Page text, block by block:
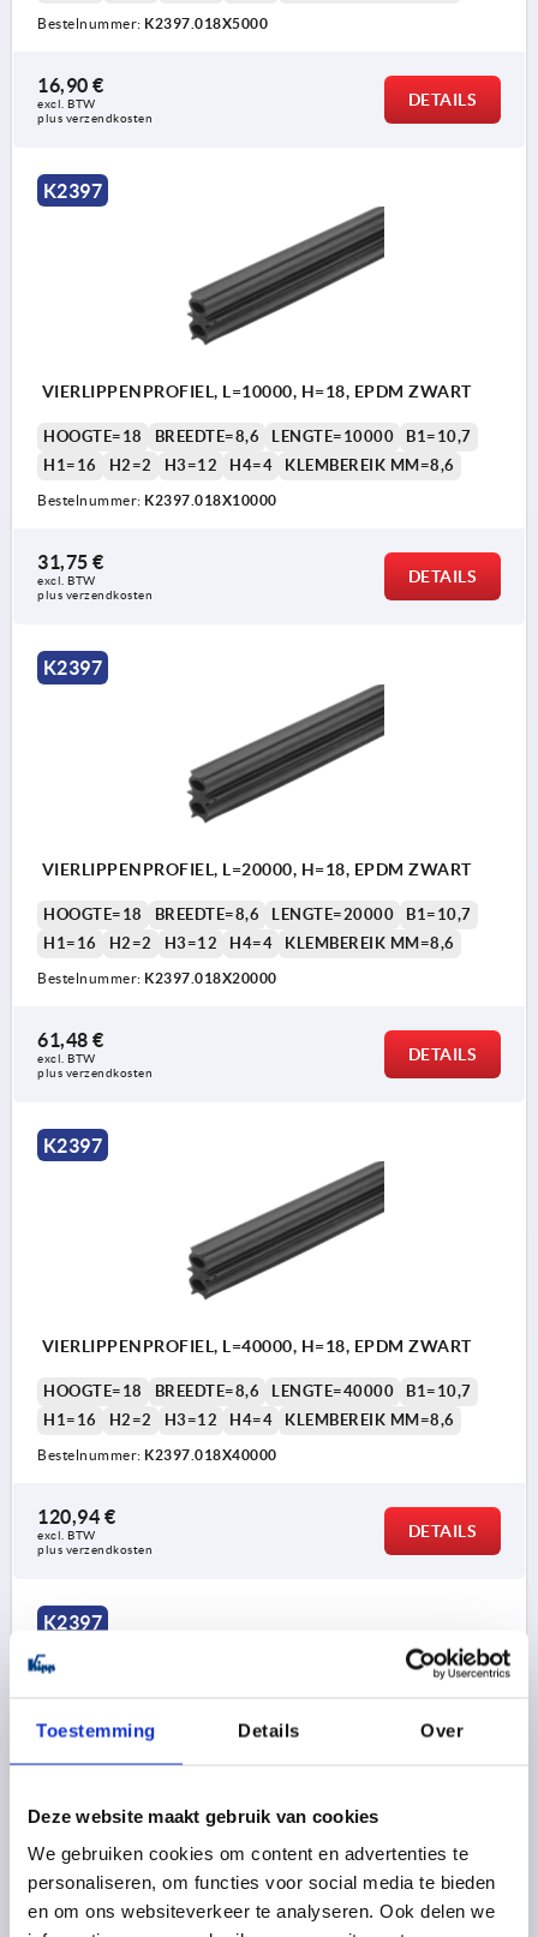
Toestemming Details Over
Deze website maakt gebruik van cookies
We gebruiken cookies om content en advertenties te
personaliseren, om functies voor social media te bieden
en om ons websiteverkeer te analyseren. Ook delen we
Bestelnummer: K2397.018X5000
16,90 €
excl. BTW
plus verzendkosten
DETAILS
K2397
VIERLIPPENPROFIEL, L=10000, H=18, EPDM ZWART
HOOGTE=18 BREEDTE=8,6 LENGTE=10000
B1=10,7
H1=16
H2=2 H3=12 H4=4 KLEMBEREIK MM=8,6
Bestelnummer: K2397.018X10000
31,75 €
excl. BTW
plus verzendkosten
DETAILS
K2397
VIERLIPPENPROFIEL, L=20000, H=18, EPDM ZWART
HOOGTE=18 BREEDTE=8,6 LENGTE=20000
B1=10,7
H1=16
H2=2 H3=12 H4=4 KLEMBEREIK MM=8,6
Bestelnummer: K2397.018X20000
61,48 €
excl. BTW
plus verzendkosten
DETAILS
K2397
VIERLIPPENPROFIEL, L=40000, H=18, EPDM ZWART
HOOGTE=18 BREEDTE=8,6 LENGTE=40000
B1=10,7
H1=16
H2=2 H3=12 H4=4 KLEMBEREIK MM=8,6
Bestelnummer: K2397.018X40000
120,94 €
excl. BTW
plus verzendkosten
DETAILS
K2397
VIERLIPPENPROFIEL, L=2000, H=20, EPDM ZWART
HOOGTE=20
Bestelnummer: K2397.020X2000